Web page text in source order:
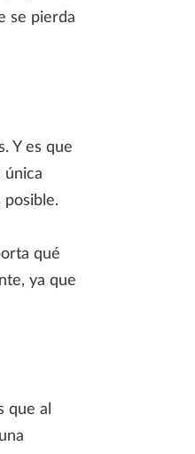
se pierda
Y es que
única
qué
ya que
que al